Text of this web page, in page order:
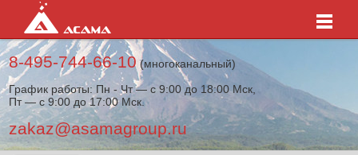
8-495-744-66-10(многоканальный)
График работы: Пн - Чт — с 9:00 до 18:00 Мск,
Пт — с 9:00 до 17:00 Мск.
zakaz@asamagroup.ru